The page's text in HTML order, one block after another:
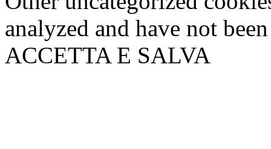
analyzed and have not
ACCETTA E SALVA